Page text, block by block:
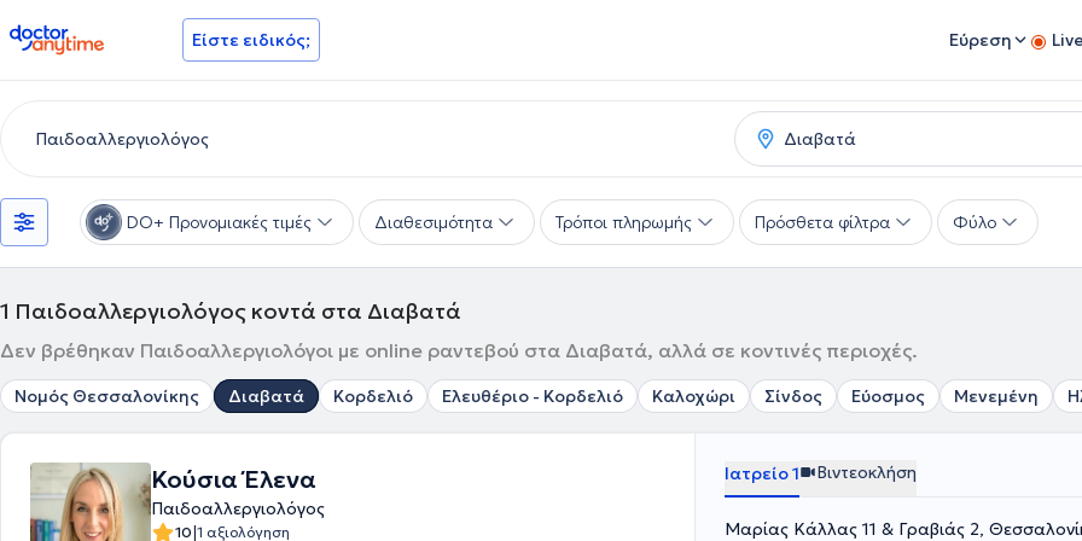
doctoranytime Είστε ειδικός; Εύρεση
DO+ Προνομιακές τιμές Διαθεσιμότητα Τρόποι πληρωμής Πρόσθετα φίλτρα Φύλο
1 Παιδοαλλεργιολόγος κοντά στα Διαβατά
Δεν βρέθηκαν Παιδοαλλεργιολόγοι με online ραντεβού στα Διαβατά, αλλά σε κοντινές περιοχές.
Νομός Θεσσαλονίκης Διαβατά Κορδελιό Ελευθέριο - Κορδελιό Καλοχώρι Σίνδος Εύοσμος Μενεμένη
Κούσια Έλενα
Παιδοαλλεργιολόγος
10|1 αξιολόγηση
Ιατρείο 1 Βιντεοκλήση
Μαρίας Κάλλας 11 & Γραβιάς 2,